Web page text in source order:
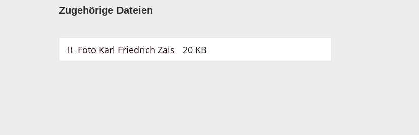
Zugehörige Dateien
Foto Karl Friedrich Zais 20 KB